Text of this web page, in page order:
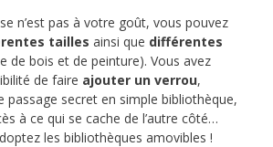
n’est pas à votre goût, vous pouvez
tailles ainsi que différentes
de bois et de peinture). Vous avez
de faire ajouter un verrou,
secret en simple bibliothèque,
à ce qui se cache de l’autre côté…
les bibliothèques amovibles !